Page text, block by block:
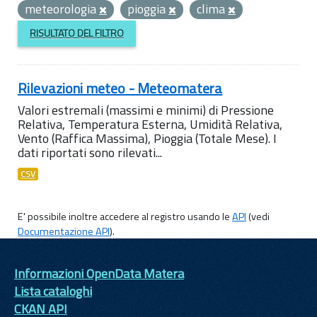
meteorologia
pioggia clima
RISULTATO DEL FILTRO
Rilevazioni meteo - Meteomatera
Valori estremali (massimi e minimi) di Pressione
Relativa, Temperatura Esterna, Umidità Relativa,
Vento (Raffica Massima), Pioggia (Totale Mese). I
dati riportati sono rilevati...
CSV
E' possibile inoltre accedere al registro usando leAPI(vedi
Documentazione API).
Informazioni OpenData Matera
Lista cataloghi
CKAN API